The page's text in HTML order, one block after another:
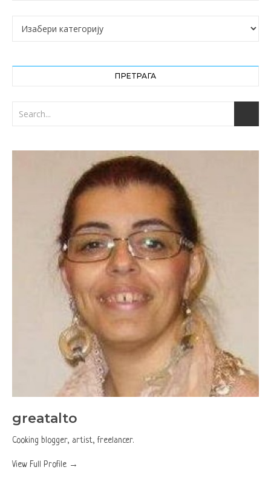
Категорије
ПРЕТРАГА
greatalto
Cooking blogger, artist, freelancer.
View Full Profile →